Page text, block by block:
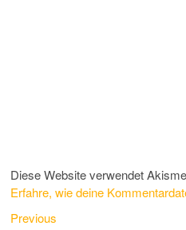
Diese Website verwendet
Erfahre, wie deine
Beitragsnavigation
Previous